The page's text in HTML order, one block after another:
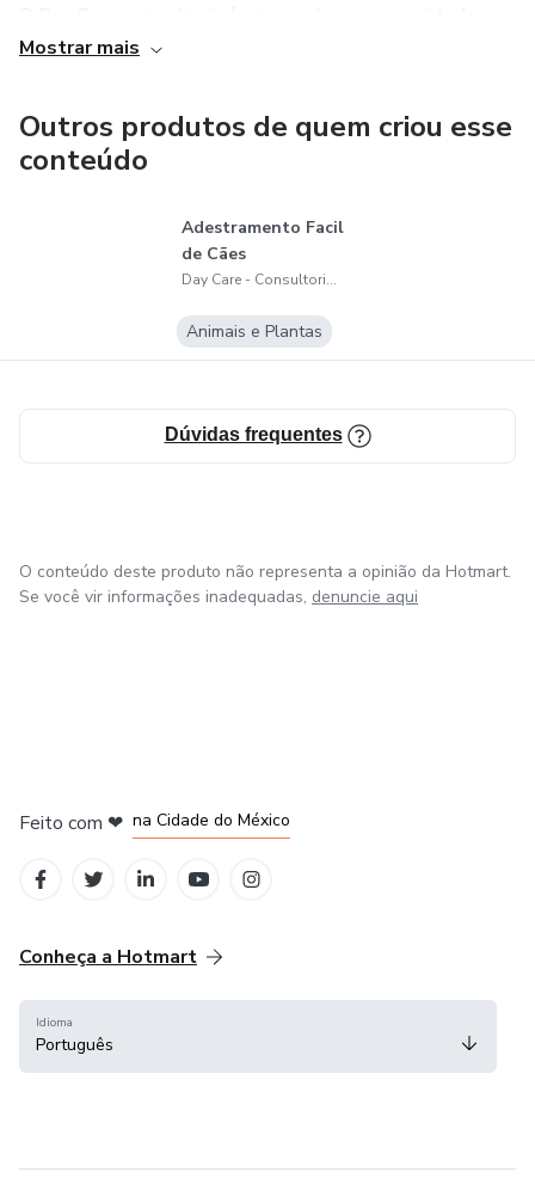
infraestrutura necessária para o bichinho se divertir e
melhor.
de estimação de outra pessoa por um determinado
período de tempo. Geralmente ocorre na casa do
proprietário do animal de estimação, mas também pode
ocorrer na casa do fornecedor ou em um local de negócios
ou organização de animais de estimação.
Mostrar mais
Outros produtos de quem criou esse
conteúdo
Adestramento Facil
de Cães
Day Care - Consultoria e Hospedagem de Animais Mensal
Animais e Plantas
Dúvidas frequentes
O conteúdo deste produto não representa a opinião da Hotmart.
Se você vir informações inadequadas, denuncie aqui
Feito com ❤ na Cidade do México
Conheça a Hotmart
Idioma
Português